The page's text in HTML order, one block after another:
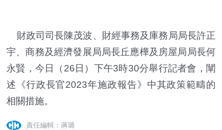
財政司司長陳茂波、財經事務及庫務局局長許正
宇、商務及經濟發展局局長丘應樺及房屋局局長何
永賢，今日（26日）下午3時30分舉行記者會，闡
述《行政長官2023年施政報告》中其政策範疇的
相關措施。
責任編輯：蔣璐